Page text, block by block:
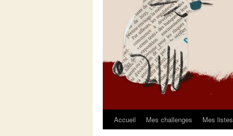
Aller
Accueil Mes challenges Mes listes